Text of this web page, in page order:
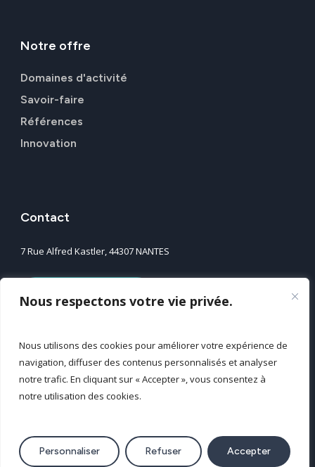
Nous respectons votre vie privée.
Nous utilisons des cookies pour améliorer votre expérience de
navigation, diffuser des contenus personnalisés et analyser
notre trafic. En cliquant sur « Accepter », vous consentez à
notre utilisation des cookies.
Personnaliser Refuser Accepter
Notre offre
Domaines d'activité
Savoir-faire
Références
Innovation
Contact
7 Rue Alfred Kastler, 44307 NANTES
© 2025 Tous droits réservés GEOFIT
Mentions légales
Politique de confidentialité